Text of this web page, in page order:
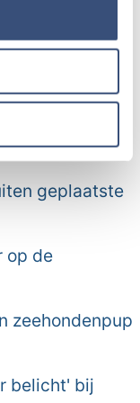
Ook delen we
met onze
met andere
die ze hebben
hun services.
na
naar GRIP
geplaatste
op de
zeehondenpup
belicht' bij